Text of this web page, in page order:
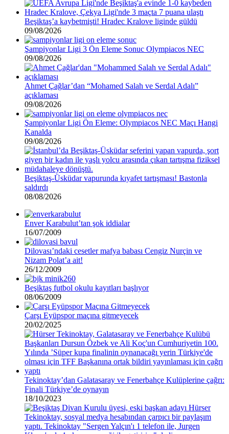
Beşiktaş’a kaybetmişti! Hradec Kralove liginde güldü
09/08/2026
Şampiyonlar Ligi 3 Ön Eleme Sonuc Olympiacos NEC
09/08/2026
Ahmet Çağlar’dan “Mohamed Salah ve Serdal Adalı”
açıklaması
09/08/2026
Şampiyonlar Ligi Ön Eleme: Olympiacos NEC Maçı Hangi
Kanalda
09/08/2026
Beşiktaş-Üsküdar vapurunda kıyafet tartışması! Bastonla
saldırdı
08/08/2026
Enver Karabulut’tan şok iddialar
16/07/2009
Dilovası’ndaki cesetler mafya babası Cengiz Nurçin ve
Nizam Polat’a ait!
26/12/2009
Beşiktaş futbol okulu kayıtları başlıyor
08/06/2009
Çarşı Eyüpspor maçına gitmeyecek
20/02/2025
Tekinoktay’dan Galatasaray ve Fenerbahçe Kulüplerine çağrı:
Finali Türkiye’de oynayın
18/10/2023